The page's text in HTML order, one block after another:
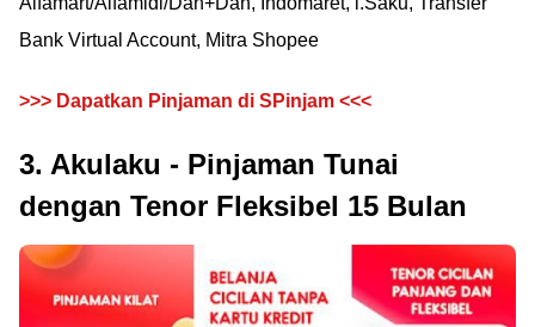
Bank Virtual Account, Mitra Shopee
>>> Dapatkan Pinjaman di SPinjam <<<
3. Akulaku - Pinjaman Tunai
dengan Tenor Fleksibel 15 Bulan